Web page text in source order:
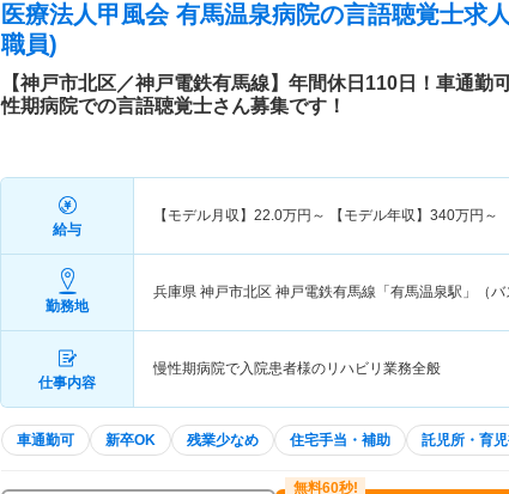
医療法人甲風会 有馬温泉病院の言語聴覚士求
職員)
【神戸市北区／神戸電鉄有馬線】年間休日110日！車通勤
性期病院での言語聴覚士さん募集です！
給与
【モデル月収】 22.0万円～ 【モデル年収】 340万円～
勤務地
兵庫県 神戸市北区 神戸電鉄有馬線「有馬温泉駅」（バ
仕事内容
慢性期病院で入院患者様のリハビリ業務全般
車通勤可 新卒OK 残業少なめ 住宅手当・補助 託児所・育